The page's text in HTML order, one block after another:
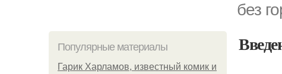
без
Популярные материалы
Гарик Харламов, известный комик и